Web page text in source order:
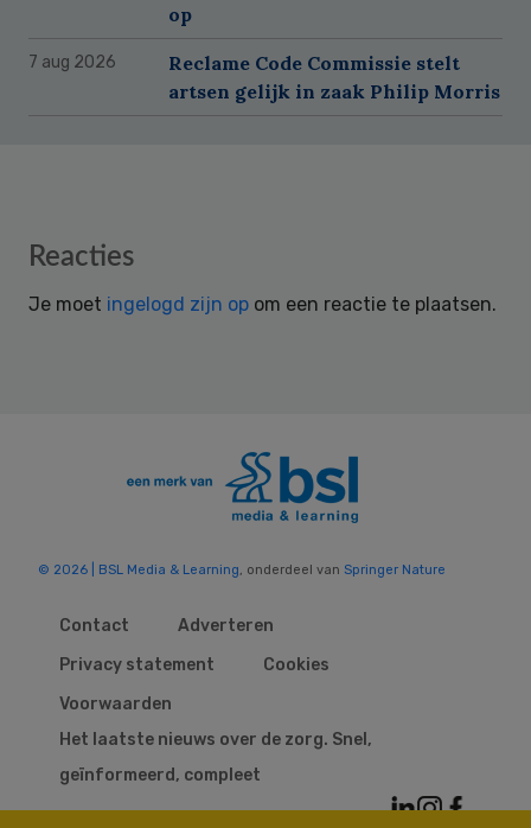
op
7 aug 2026
Reclame Code Commissie stelt
artsen gelijk in zaak Philip Morris
Reader
Reacties
Je moet ingelogd zijn op om een reactie te plaatsen.
© 2026 | BSL Media & Learning, onderdeel van Springer Nature
Contact
Adverteren
Privacy statement
Cookies
Voorwaarden
Het laatste nieuws over de zorg. Snel,
geïnformeerd, compleet